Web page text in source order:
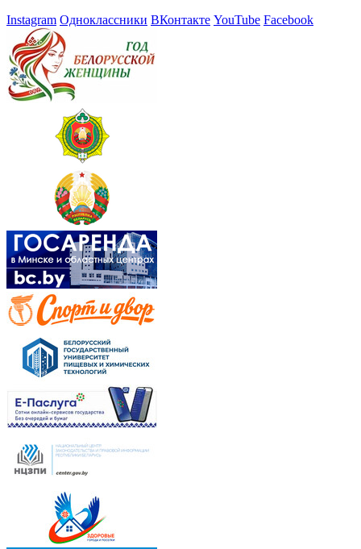
Instagram Одноклассники ВКонтакте YouTube Facebook